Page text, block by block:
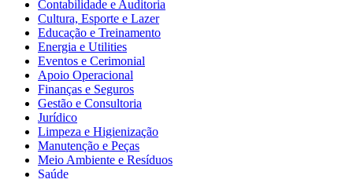
Contabilidade e Auditoria
Cultura, Esporte e Lazer
Educação e Treinamento
Energia e Utilities
Eventos e Cerimonial
Apoio Operacional
Finanças e Seguros
Gestão e Consultoria
Jurídico
Limpeza e Higienização
Manutenção e Peças
Meio Ambiente e Resíduos
Saúde